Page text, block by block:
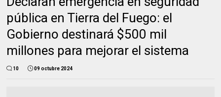
pública en Tierra del Fuego: el
Gobierno destinará $500 mil
millones para mejorar el sistema
10 09 octubre 2024